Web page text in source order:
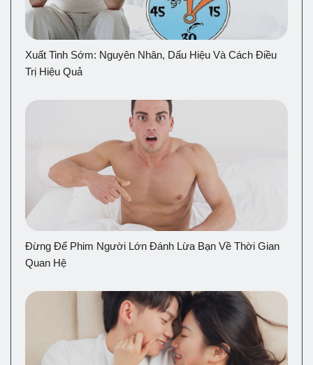
Xuất Tinh Sớm: Nguyên Nhân, Dấu Hiệu Và Cách Điều
Trị Hiệu Quả
Đừng Để Phim Người Lớn Đánh Lừa Bạn Về Thời Gian
Quan Hệ